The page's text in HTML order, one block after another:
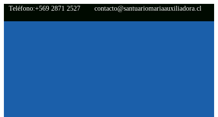
Teléfono:+569 2871 2527 contacto@santuariomariaauxiliadora.cl